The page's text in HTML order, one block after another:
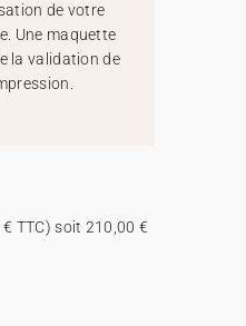
de votre
Une maquette
la validation de
€ TTC) soit 210,00 €